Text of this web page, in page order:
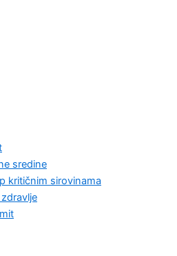
sredine
kritičnim sirovinama